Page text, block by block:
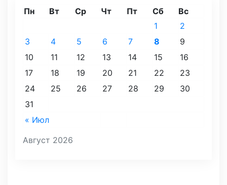
Август 2026
Пн Вт Ср Чт Пт Сб Вс
« Июл
1
2
3
4 5 6 7 8
9
10
11 12 13 14 15
16
17
18 19 20 21 22
23
24
25 26 27 28 29
30
31